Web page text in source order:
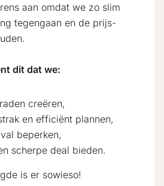
aan omdat we zo slim
tegengaan en de prijs-
dit dat we:
creëren,
en efficiënt plannen,
beperken,
scherpe deal bieden.
is er sowieso!